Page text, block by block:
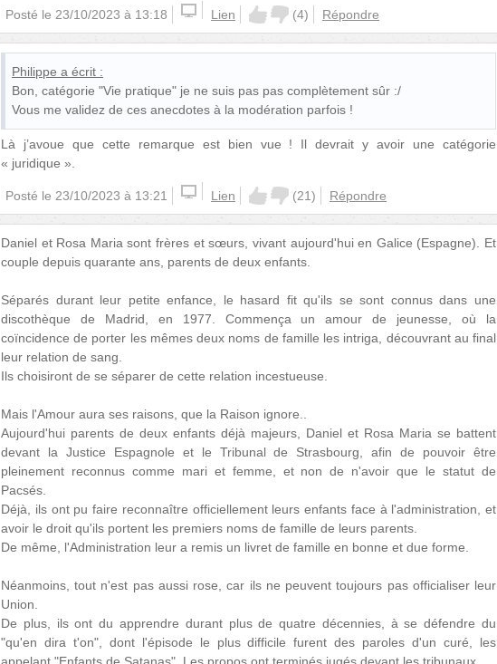
Posté le 23/10/2023 à 13:18 Lien (4) Répondre
Philippe a écrit :
Bon, catégorie "Vie pratique" je ne suis pas pas complètement sûr :/
Vous me validez de ces anecdotes à la modération parfois !
Là j’avoue que cette remarque est bien vue ! Il devrait y avoir une catégorie
« juridique ».
Posté le 23/10/2023 à 13:21 Lien (21) Répondre
Daniel et Rosa Maria sont frères et sœurs, vivant aujourd'hui en Galice (Espagne). Et
couple depuis quarante ans, parents de deux enfants.
Séparés durant leur petite enfance, le hasard fit qu'ils se sont connus dans une
discothèque de Madrid, en 1977. Commença un amour de jeunesse, où la
coïncidence de porter les mêmes deux noms de famille les intriga, découvrant au final
leur relation de sang.
Ils choisiront de se séparer de cette relation incestueuse.
Mais l'Amour aura ses raisons, que la Raison ignore..
Aujourd'hui parents de deux enfants déjà majeurs, Daniel et Rosa Maria se battent
devant la Justice Espagnole et le Tribunal de Strasbourg, afin de pouvoir être
pleinement reconnus comme mari et femme, et non de n'avoir que le statut de
Pacsés.
Déjà, ils ont pu faire reconnaître officiellement leurs enfants face à l'administration, et
avoir le droit qu'ils portent les premiers noms de famille de leurs parents.
De même, l'Administration leur a remis un livret de famille en bonne et due forme.
Néanmoins, tout n'est pas aussi rose, car ils ne peuvent toujours pas officialiser leur
Union.
De plus, ils ont du apprendre durant plus de quatre décennies, à se défendre du
"qu'en dira t'on", dont l'épisode le plus difficile furent des paroles d'un curé, les
appelant "Enfants de Satanas". Les propos ont terminés jugés devant les tribunaux.